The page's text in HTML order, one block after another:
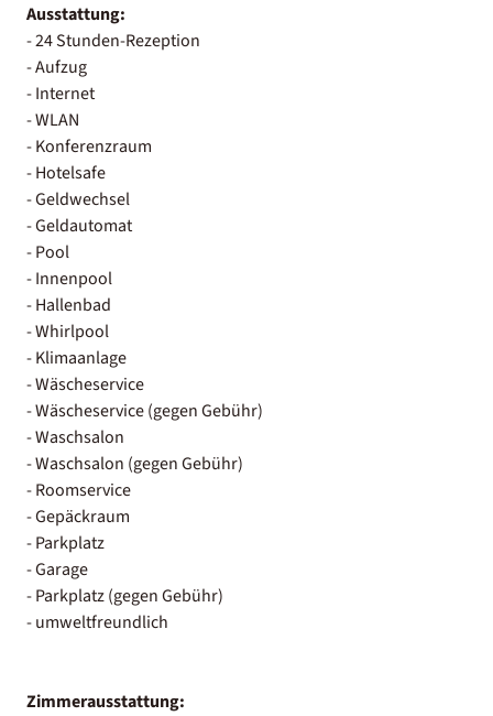
Ausstattung:
- 24 Stunden-Rezeption
- Aufzug
- Internet
- WLAN
- Konferenzraum
- Hotelsafe
- Geldwechsel
- Geldautomat
- Pool
- Innenpool
- Hallenbad
- Whirlpool
- Klimaanlage
- Wäscheservice
- Wäscheservice (gegen Gebühr)
- Waschsalon
- Waschsalon (gegen Gebühr)
- Roomservice
- Gepäckraum
- Parkplatz
- Garage
- Parkplatz (gegen Gebühr)
- umweltfreundlich
Zimmerausstattung: